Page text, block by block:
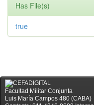
Has File(s)
true
Facultad Militar Conjunta
Luis María Campos 480 (CABA)